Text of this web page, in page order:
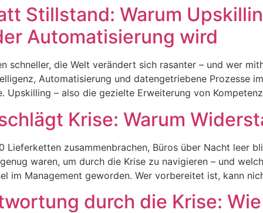
Stillstand: Warum
Automatisierung wird
schneller, die Welt verändert sich rasanter – und wer
Automatisierung und datengetriebene Prozesse
Upskilling – also die gezielte Erweiterung von
Krise: Warum
Lieferketten zusammenbrachen, Büros über Nacht leer
waren, um durch die Krise zu navigieren – und
im Management geworden. Wer vorbereitet ist, kann
durch die Krise: